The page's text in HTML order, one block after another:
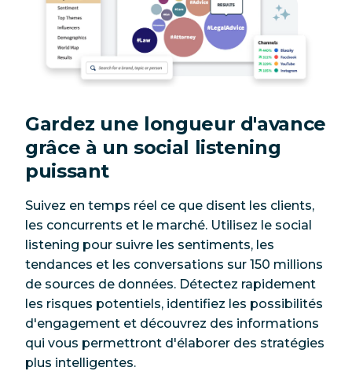
Gardez une longueur d'avance
grâce à un social listening
puissant
Suivez en temps réel ce que disent les clients,
les concurrents et le marché. Utilisez le social
listening pour suivre les sentiments, les
tendances et les conversations sur 150 millions
de sources de données. Détectez rapidement
les risques potentiels, identifiez les possibilités
d'engagement et découvrez des informations
qui vous permettront d'élaborer des stratégies
plus intelligentes.